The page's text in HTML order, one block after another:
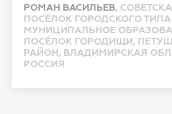
РОМАН ВАСИЛЬЕВ,
ПОСЁЛОК ГОРОДСКОГО
МУНИЦИПАЛЬНОЕ
ПОСЁЛОК ГОРОДИЩИ,
РАЙОН, ВЛАДИМИРСКАЯ
РОССИЯ